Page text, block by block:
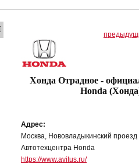
Хонда Отрадное -
Honda
Адрес:
Москва, Нововладыкинский
Автотехцентра Honda
https://www.avitus.ru/